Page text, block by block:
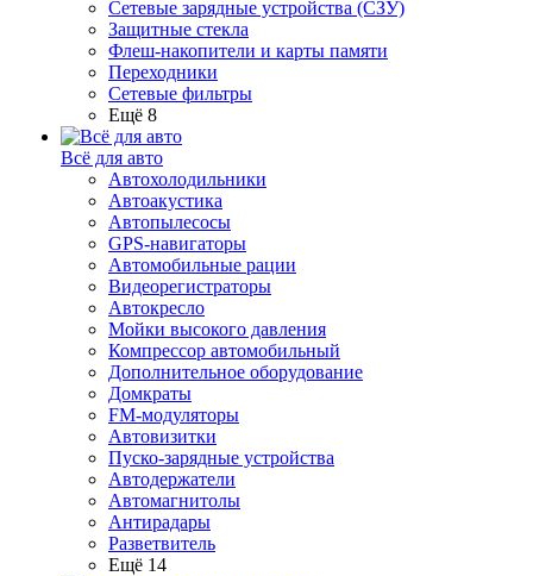
Сетевые зарядные устройства (СЗУ)
Защитные стекла
Флеш-накопители и карты памяти
Переходники
Сетевые фильтры
Ещё 8
Всё для авто
Автохолодильники
Автоакустика
Автопылесосы
GPS-навигаторы
Автомобильные рации
Видеорегистраторы
Автокресло
Мойки высокого давления
Компрессор автомобильный
Дополнительное оборудование
Домкраты
FM-модуляторы
Автовизитки
Пуско-зарядные устройства
Автодержатели
Автомагнитолы
Антирадары
Разветвитель
Ещё 14